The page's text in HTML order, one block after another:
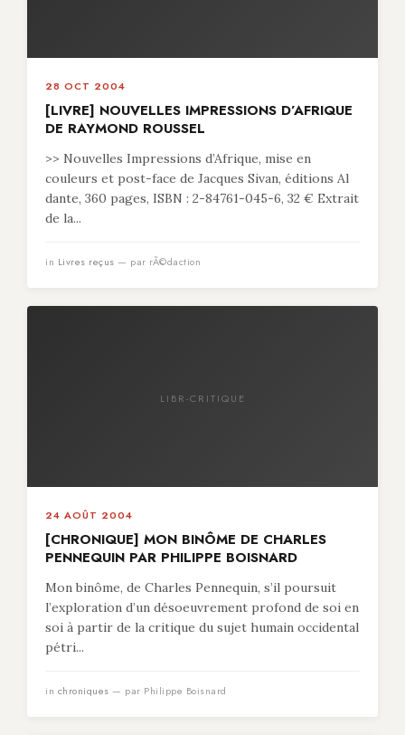
28 OCT 2004
[LIVRE] NOUVELLES IMPRESSIONS D’AFRIQUE
DE RAYMOND ROUSSEL
>> Nouvelles Impressions d’Afrique, mise en
couleurs et post-face de Jacques Sivan, éditions Al
dante, 360 pages, ISBN : 2-84761-045-6, 32 € Extrait
de la...
in Livres reçus — par rÃ©daction
LIBR-CRITIQUE
24 AOÛT 2004
[CHRONIQUE] MON BINÔME DE CHARLES
PENNEQUIN PAR PHILIPPE BOISNARD
Mon binôme, de Charles Pennequin, s’il poursuit
l’exploration d’un désoeuvrement profond de soi en
soi à partir de la critique du sujet humain occidental
pétri...
in chroniques — par Philippe Boisnard